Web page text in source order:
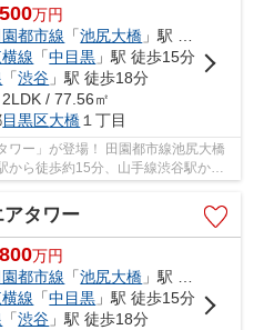
万円
都市線 「池尻大橋 」駅 徒歩5分
線 「中目黒 」駅 徒歩15分
「渋谷 」駅 徒歩18分
/ 77.56㎡
目黒区大橋 １丁目
ワー」が登場！ 田園都市線池尻大橋
ら徒歩約15分、山手線渋谷駅から
大変便利な立...
タワー
万円
都市線 「池尻大橋 」駅 徒歩5分
線 「中目黒 」駅 徒歩15分
「渋谷 」駅 徒歩18分